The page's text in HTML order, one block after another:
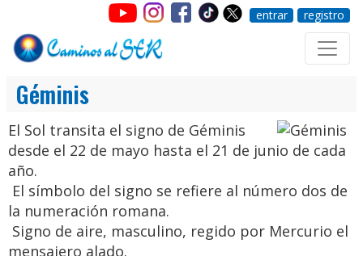
entrar registro
Géminis
El Sol transita el signo de Géminis
desde el 22 de mayo hasta el 21 de junio de cada
año.
El símbolo del signo se refiere al número dos de
la numeración romana.
Signo de aire, masculino, regido por Mercurio el
mensajero alado.